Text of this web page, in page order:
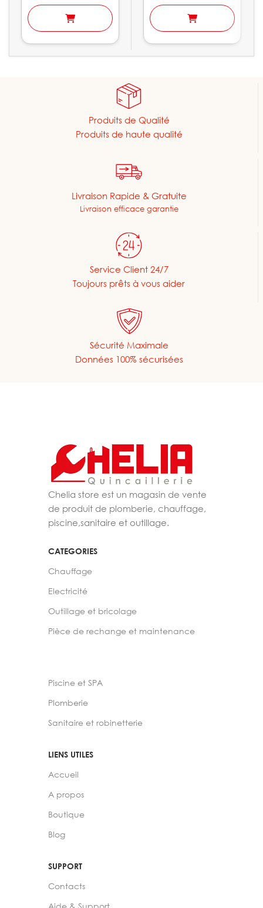
Produits de Qualité
Produits de haute qualité
Livraison Rapide & Gratuite
Livraison efficace garantie
Service Client 24/7
Toujours prêts à vous aider
Sécurité Maximale
Données 100% sécurisées
Chelia store est un magasin de vente
de produit de plomberie, chauffage,
piscine,sanitaire et outillage.
CATEGORIES
Chauffage
Electricité
Outillage et bricolage
Pièce de rechange et maintenance
Piscine et SPA
Plomberie
Sanitaire et robinetterie
LIENS UTILES
Accueil
A propos
Boutique
Blog
SUPPORT
Contacts
Aide & Support